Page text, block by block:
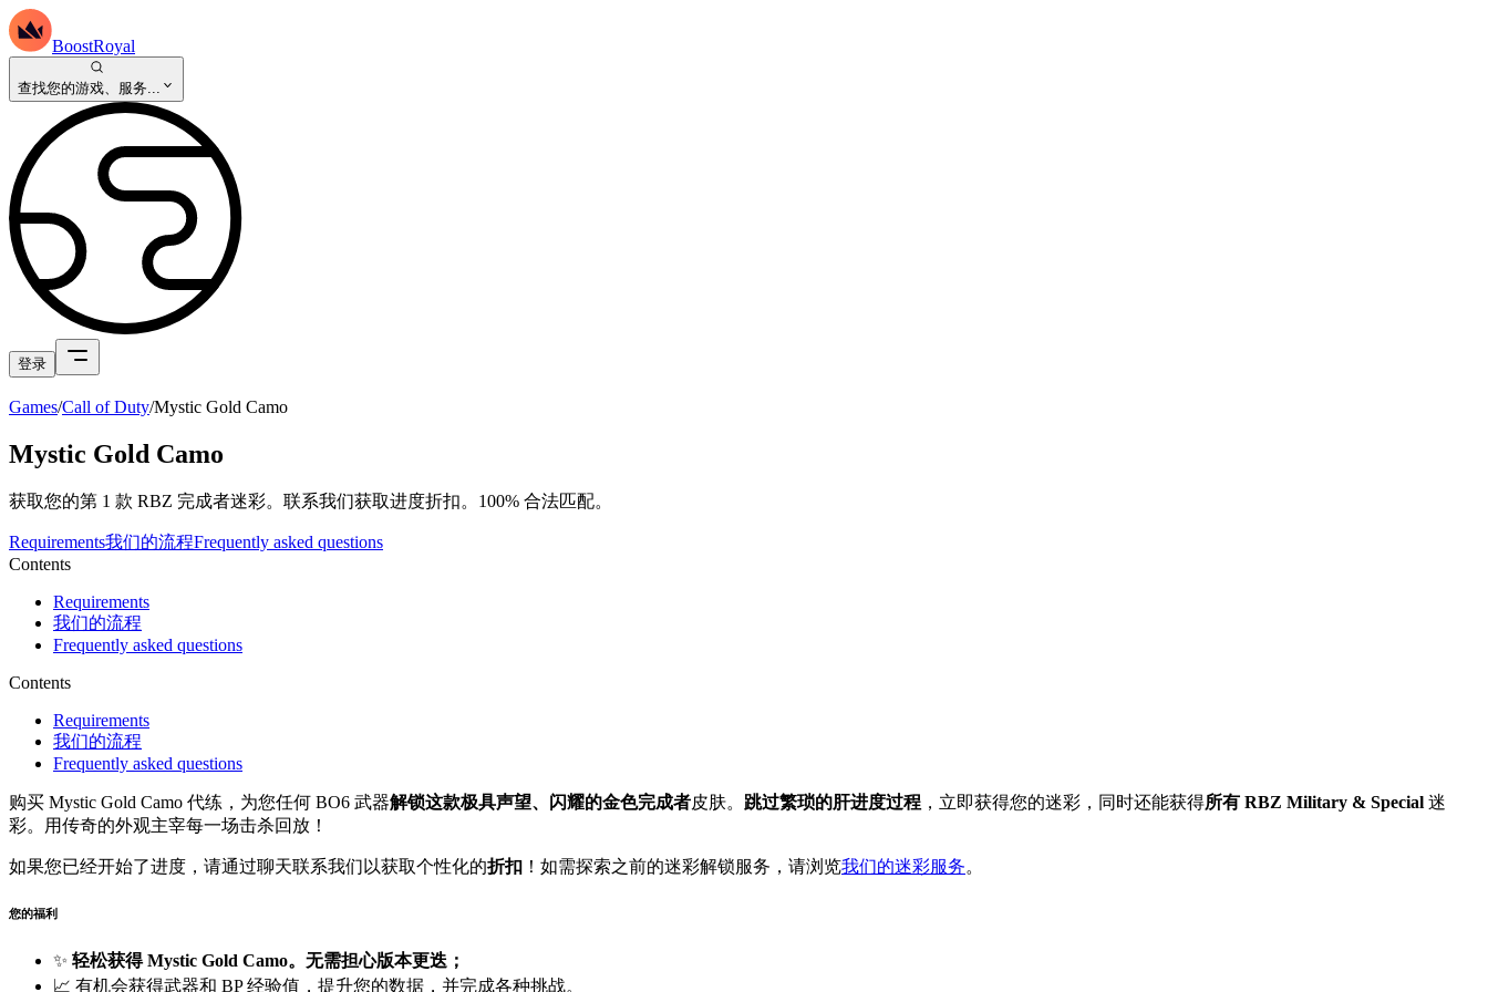
BoostRoyal
查找您的游戏、服务...
登录
Games/Call of Duty/Mystic Gold Camo
Mystic Gold Camo
获取您的第 1 款 RBZ 完成者迷彩。联系我们获取进度折扣。100% 合法匹配。
Requirements我们的流程Frequently asked questions
Contents
Requirements
我们的流程
Frequently asked questions
Contents
Requirements
我们的流程
Frequently asked questions
购买 Mystic Gold Camo 代练，为您任何 BO6 武器解锁这款极具声望、闪耀的金色完成者皮肤。 跳过繁琐的肝进度过程 ，立即获得您的迷彩，同时还能获得所有 RBZ Military & Special 迷
彩。用传奇的外观主宰每一场击杀回放！
如果您已经开始了进度，请通过聊天联系我们以获取个性化的折扣 ！如需探索之前的迷彩解锁服务，请浏览我们的迷彩服务。
您的福利
✨ 轻松获得 Mystic Gold Camo。无需担心版本更迭；
📈 有机会获得武器和 BP 经验值，提升您的数据，并完成各种挑战。